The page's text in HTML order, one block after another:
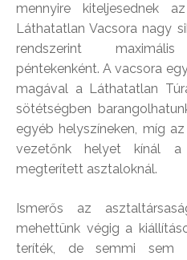
mennyire kiteljesednek
Láthatatlan Vacsora nagy
rendszerint
péntekenként. A vacsora
magával a Láthatatlan
sötétségben
egyéb helyszíneken, míg
vezetőnk helyet kínál a
megterített asztaloknál.
Ismerős az
mehettünk végig a
teríték, de semmi sem